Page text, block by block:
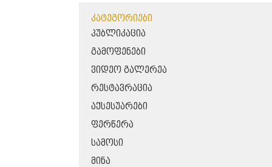
ᲙᲐᲢᲔᲒᲝᲠᲘᲔᲑᲘ
ᲞᲣᲑᲚᲘᲙᲐᲪᲘᲐ
ᲒᲐᲛᲝᲤᲔᲜᲔᲑᲘ
ᲕᲘᲓᲔᲝ ᲒᲐᲚᲔᲠᲔᲐ
ᲠᲔᲡᲢᲐᲕᲠᲐᲪᲘᲐ
ᲐᲥᲡᲔᲡᲣᲐᲠᲔᲑᲘ
ᲤᲔᲠᲬᲔᲠᲐ
ᲡᲐᲛᲝᲡᲘ
ᲛᲘᲜᲐ